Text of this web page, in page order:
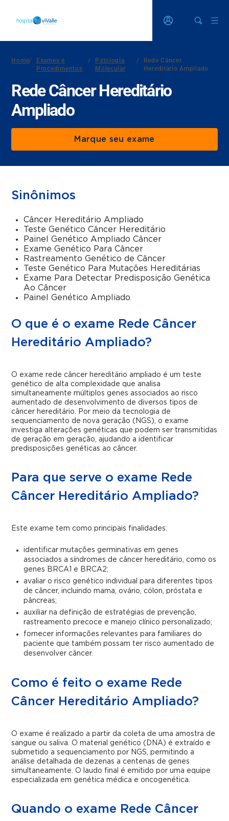
Home/
Exames e
Procedimentos
/
Patologia
Molecular
/
Rede Câncer
Hereditário Ampliado
Rede Câncer Hereditário
Ampliado
Marque seu exame
Sinônimos
Câncer Hereditário Ampliado
Teste Genético Câncer Hereditário
Painel Genético Ampliado Câncer
Exame Genético Para Câncer
Rastreamento Genético de Câncer
Teste Genético Para Mutações Hereditárias
Exame Para Detectar Predisposição Genética
Ao Câncer
Painel Genético Ampliado
O que é o exame Rede Câncer
Hereditário Ampliado?
O exame rede câncer hereditário ampliado é um teste
genético de alta complexidade que analisa
simultaneamente múltiplos genes associados ao risco
aumentado de desenvolvimento de diversos tipos de
câncer hereditário. Por meio da tecnologia de
sequenciamento de nova geração (NGS), o exame
investiga alterações genéticas que podem ser transmitidas
de geração em geração, ajudando a identificar
predisposições genéticas ao câncer.
Para que serve o exame Rede
Câncer Hereditário Ampliado?
Este exame tem como principais finalidades:
identificar mutações germinativas em genes
associados a síndromes de câncer hereditário, como os
genes BRCA1 e BRCA2;
avaliar o risco genético individual para diferentes tipos
de câncer, incluindo mama, ovário, cólon, próstata e
pâncreas;
auxiliar na definição de estratégias de prevenção,
rastreamento precoce e manejo clínico personalizado;
fornecer informações relevantes para familiares do
paciente que também possam ter risco aumentado de
desenvolver câncer.
Como é feito o exame Rede
Câncer Hereditário Ampliado?
O exame é realizado a partir da coleta de uma amostra de
sangue ou saliva. O material genético (DNA) é extraído e
submetido a sequenciamento por NGS, permitindo a
análise detalhada de dezenas a centenas de genes
simultaneamente. O laudo final é emitido por uma equipe
especializada em genética médica e oncogenética.
Quando o exame Rede Câncer